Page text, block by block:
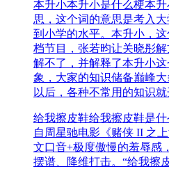
本升小本升小是什么梗本
思，这个词的意思是考入
到小学的水平。本升小，
档节目，张‌‌‌‌‌‌‌‌‌‌‌‌‌‌若昀让关晓彤
解不了，并解释了本升小
象，大家的知识储备巅峰
以后，各种不常用的知识
给我擦皮鞋给我擦皮鞋是
自周星驰电影《赌侠 II 之
文口音+极度傲慢的羞辱感
摆谱、降维打击。“给我擦